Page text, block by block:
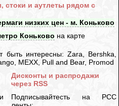
стоки и аутлеты рядом с
низких цен - м. Коньково
Коньково на карте
быть интересны: Zara, Bershka,
MEXX, Pull and Bear, Promod
Дисконты и распродажи
через RSS
Подписывайтесть на РСС